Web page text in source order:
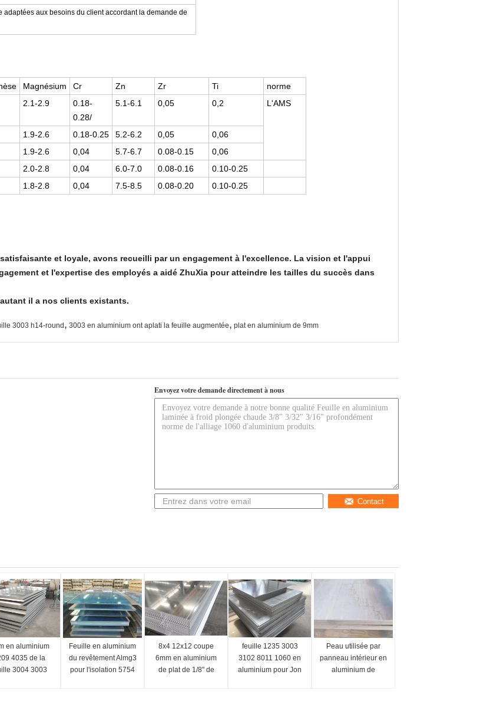
aux besoins du client accordant la demande de
Magnésium Cr Zn Zr Ti
norme
2.1-2.9
0.18-
0.28/
5.1-6.1 0,05 0,2 L'AMS
1.9-2.6 0.18-0.25 5.2-6.2 0,05
0,06
1.9-2.6 0,04 5.7-6.7 0.08-0.15
0,06
2.0-2.8 0,04 6.0-7.0 0.08-0.16
0.10-0.25
1.8-2.8 0,04 7.5-8.5 0.08-0.20 0.10-0.25
et loyale, avons recueilli par un engagement à l'excellence. La vision et l'appui
et l'expertise des employés a aidé ZhuXia pour atteindre les tailles du succès dans
il a nos clients existants.
3003 h14-round , 3003 en aluminium ont aplati la feuille augmentée, plat en aluminium de 9mm
Envoyez votre demande directement à nous
Contact
en aluminium
4035 de la
3004 3003
Feuille en aluminium
du revêtement Almg3
pour l'isolation 5754
8x4 12x12 coupe
6mm en aluminium
de plat de 1/8" de
feuille 1235 3003
3102 8011 1060 en
aluminium pour Jon
Peau utilisée par
panneau intérieur en
aluminium de